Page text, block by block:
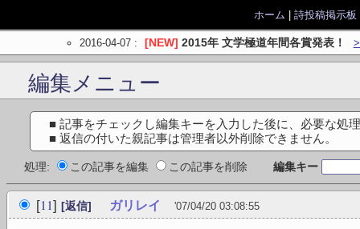
ホーム 詩投稿掲示板
2016-04-07: [NEW] 2015年 文学極道年間各賞発表！
編集メニュー
■ 記事をチェックし編集キーを入力した後に、必要な処
■ 返信の付いた親記事は管理者以外削除できません。
処理: この記事を編集 この記事を削除 編集キー
[11] [返信] ガリレイ '07/04/20 03:08:55